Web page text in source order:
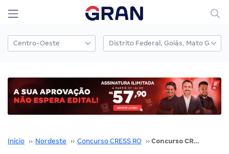
Início ›› Nordeste ›› Concurso CRESS RO ›› Concurso CRESS RO: edital publicado; 123 vagas!